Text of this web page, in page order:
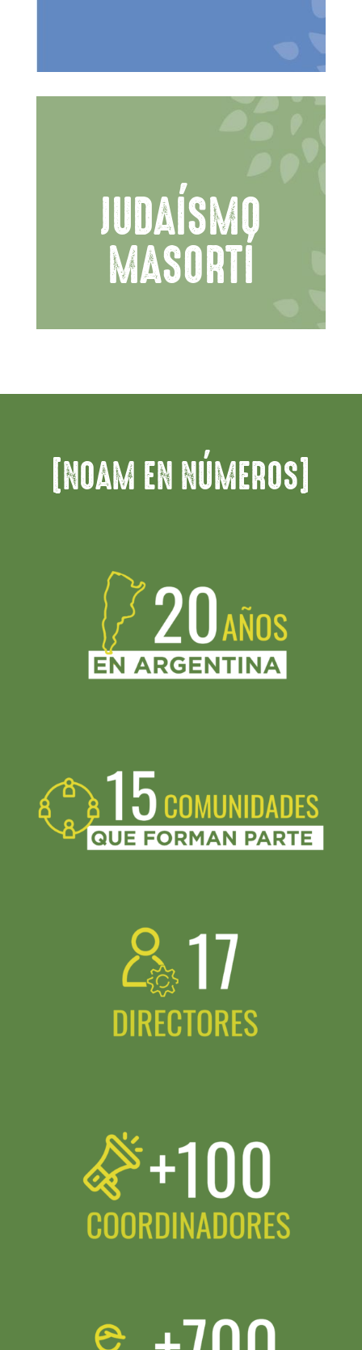
JUDAÍSMO
MASORTÍ
[NOAM EN NÚMEROS]